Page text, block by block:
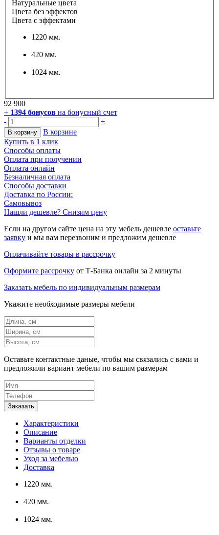
Натуральные цвета
Цвета без эффектов
Цвета с эффектами
1220 мм.
420 мм.
1024 мм.
92 900
+ 1394 бонусов на бонусный счет
-
+
В корзину
В корзине
Купить в 1 клик
Способы оплаты
Оплата при получении
Оплата онлайн
Безналичная оплата
Способы доставки
Доставка по России:
Самовывоз
Нашли дешевле? Снизим цену
Если на другом сайте цена на эту мебель дешевле оставьте
заявку и мы вам перезвоним и предложим дешевле
Оплачивайте товары в рассрочку
Оформите рассрочку от Т-Банка онлайн за 2 минуты
Заказать мебель по индивидуальным размерам
Укажите необходимые размеры мебели
Оставьте контактные даные, чтобы мы связались с вами и
предложили вариант мебели по вашим размерам
Характеристики
Описание
Варианты отделки
Отзывы о товаре
Уход за мебелью
Доставка
1220 мм.
420 мм.
1024 мм.